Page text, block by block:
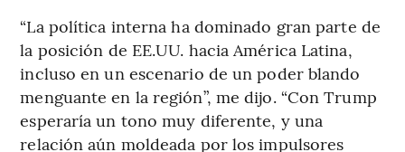
“La política interna ha dominado gran parte de
la posición de EE.UU. hacia América Latina,
incluso en un escenario de un poder blando
menguante en la región”, me dijo. “Con Trump
esperaría un tono muy diferente, y una
relación aún moldeada por los impulsores